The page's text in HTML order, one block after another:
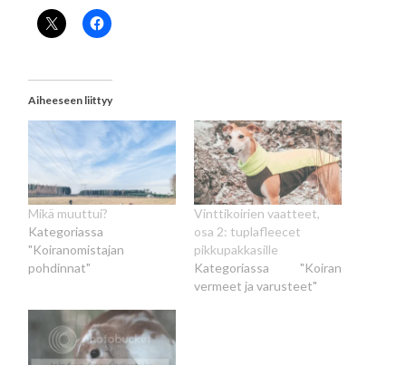
Aiheeseen liittyy
Mikä muuttui?
Kategoriassa
"Koiranomistajan
pohdinnat"
Vinttikoirien vaatteet,
osa 2: tuplafleecet
pikkupakkasille
Kategoriassa "Koiran
vermeet ja varusteet"